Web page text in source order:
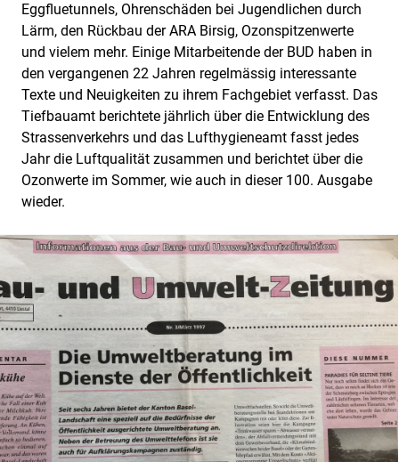
Eggfluetunnels, Ohrenschäden bei Jugendlichen durch
Lärm, den Rückbau der ARA Birsig, Ozonspitzenwerte
und vielem mehr. Einige Mitarbeitende der BUD haben in
den vergangenen 22 Jahren regelmässig interessante
Texte und Neuigkeiten zu ihrem Fachgebiet verfasst. Das
Tiefbauamt berichtete jährlich über die Entwicklung des
Strassenverkehrs und das Lufthygieneamt fasst jedes
Jahr die Luftqualität zusammen und berichtet über die
Ozonwerte im Sommer, wie auch in dieser 100. Ausgabe
wieder.